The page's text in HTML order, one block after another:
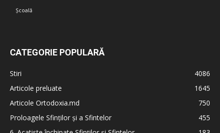
Școală
CATEGORIE POPULARĂ
Stiri
4086
Articole preluate
1645
Articole Ortodoxia.md
750
Proloagele Sfinților și a Sfintelor
455